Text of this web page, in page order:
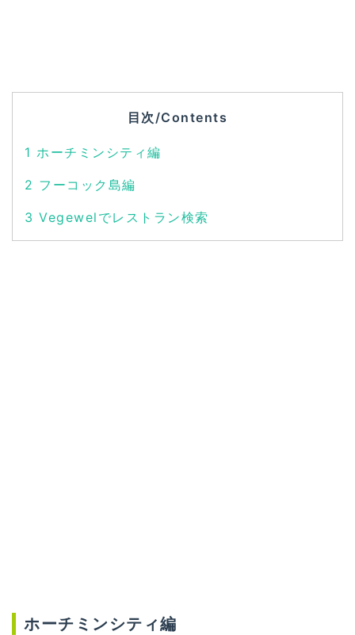
目次/Contents
1 ホーチミンシティ編
2 フーコック島編
3 Vegewelでレストラン検索
ホーチミンシティ編